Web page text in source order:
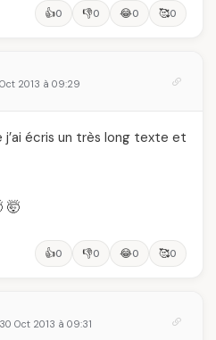
👍0 👎0 😂0 🥰0
2013 à 09:29
j’ai écris un très long texte et
🤯
👍0 👎0 😂0 🥰0
Oct 2013 à 09:31